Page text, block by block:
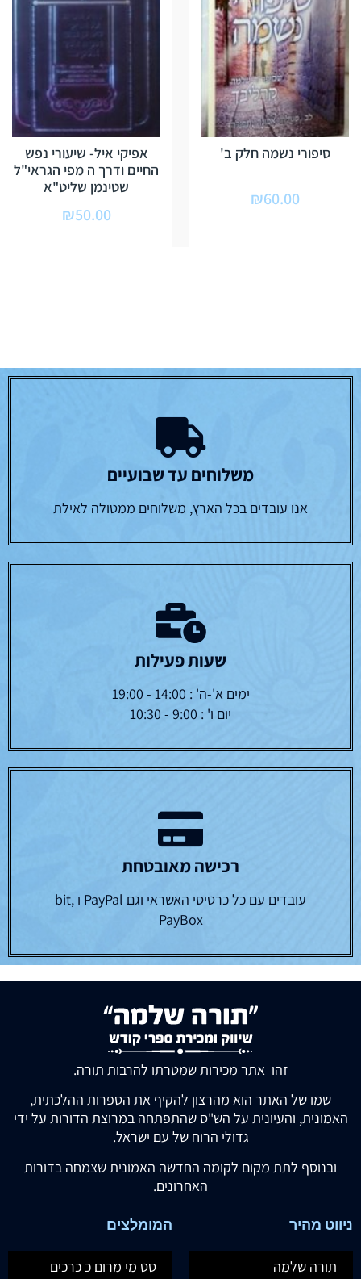
סיפורי נשמה חלק ב'
₪60.00
אפיקי איל- שיעורי נפש
החיים ודרך ה מפי הגראי"ל
שטינמן שליט"א
₪50.00
משלוחים עד שבועיים
אנו עובדים בכל הארץ, משלוחים ממטולה לאילת
שעות פעילות
ימים א'-ה' : 14:00 - 19:00
יום ו' : 9:00 - 10:30
רכישה מאובטחת
עובדים עם כל כרטיסי האשראי וגם PayPal ו bit,
PayBox
זהו אתר מכירות שמטרתו להרבות תורה.
שמו של האתר הוא מהרצון להקיף את הספרות ההלכתית,
האמונית, והעיונית על הש"ס שהתפתחה במרוצת הדורות על ידי
גדולי הרוח של עם ישראל.
ובנוסף לתת מקום לקומה החדשה האמונית שצמחה בדורות
האחרונים.
ניווט מהיר
תורה שלמה
המומלצים
סט מי מרום כ כרכים